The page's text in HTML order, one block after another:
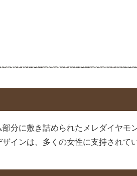
分に敷き詰められたメレダイヤモ
インは、多くの女性に支持されてい